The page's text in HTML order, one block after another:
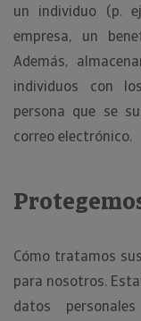
un individuo (p.
empresa, un
Además,
individuos con
persona que se
correo electrónico.
Cómo tratamos
para nosotros.
datos